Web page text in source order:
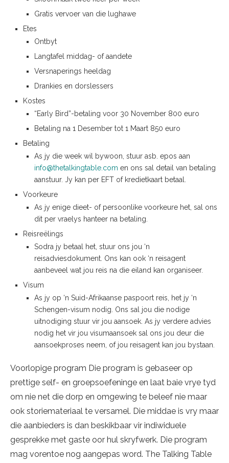
Gratis vervoer van die lughawe
Etes
Ontbyt
Langtafel middag- of aandete
Versnaperings heeldag
Drankies en dorslessers
Kostes
“Early Bird”-betaling voor 30 November 800 euro
Betaling na 1 Desember tot 1 Maart 850 euro
Betaling
As jy die week wil bywoon, stuur asb. epos aan
info@thetalkingtable.com en ons sal detail van betaling
aanstuur. Jy kan per EFT of kredietkaart betaal.
Voorkeure
As jy enige dieet- of persoonlike voorkeure het, sal ons
dit per vraelys hanteer na betaling.
Reisreëlings
Sodra jy betaal het, stuur ons jou ‘n
reisadviesdokument. Ons kan ook ‘n reisagent
aanbeveel wat jou reis na die eiland kan organiseer.
Visum
As jy op ‘n Suid-Afrikaanse paspoort reis, het jy ‘n
Schengen-visum nodig. Ons sal jou die nodige
uitnodiging stuur vir jou aansoek. As jy verdere advies
nodig het vir jou visumaansoek sal ons jou deur die
aansoekproses neem, of jou reisagent kan jou bystaan.
Voorlopige program Die program is gebaseer op
prettige self- en groepsoefeninge en laat baie vrye tyd
om nie net die dorp en omgewing te beleef nie maar
ook storiemateriaal te versamel. Die middae is vry maar
die aanbieders is dan beskikbaar vir indiwiduele
gesprekke met gaste oor hul skryfwerk. Die program
mag vorentoe nog aangepas word. The Talking Table